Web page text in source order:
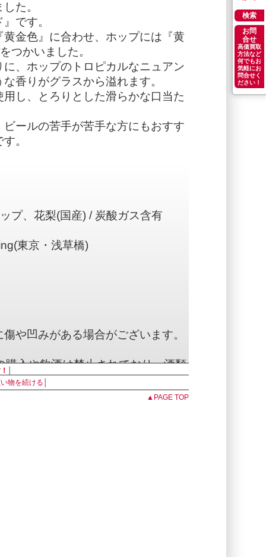
検索
お問
合せ
高価買取
方法など
何でもお
気軽にお
問合せく
ださい！
た。
です。
金色』に合わせ、ホップには『黄
つかいました。
、ホップのトロピカルなニュアン
香りがグラスから溢れます。
し、とろりとした滑らかな口当た
ールの苦手が苦手な方にもおすす
。
プ、花梨(国産) / 炭酸ガス含有
東京・浅草橋)
や凹みがある場合がございます。
入や飲酒は禁止されており、酒類
られています。
物を続ける
▲PAGE TOP